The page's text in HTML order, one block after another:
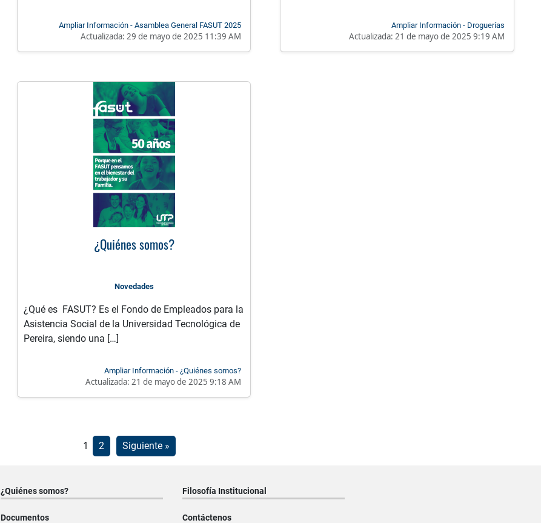
Ampliar Información - Asamblea General FASUT 2025
Actualizada:29 de mayo de 2025 11:39 AM
Ampliar Información - Droguerías
Actualizada: 21 de mayo de 2025 9:19 AM
¿Quiénes somos?
Novedades
¿Qué es FASUT? Es el Fondo de Empleados para la
Asistencia Social de la Universidad Tecnológica de
Pereira, siendo una […]
Ampliar Información - ¿Quiénes somos?
Actualizada:21 de mayo de 2025 9:18 AM
Paginación
entradas
1 2 Siguiente »
¿Quiénes somos? Filosofía Institucional
Documentos Contáctenos